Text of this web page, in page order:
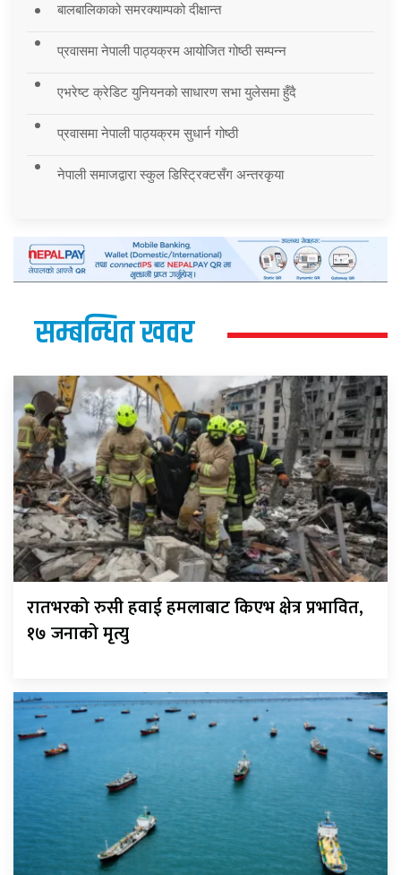
बालबालिकाको समरक्याम्पको दीक्षान्त
प्रवासमा नेपाली पाठ्यक्रम आयोजित गोष्ठी सम्पन्न
एभरेष्ट क्रेडिट युनियनको साधारण सभा युलेसमा हुँदै
प्रवासमा नेपाली पाठ्यक्रम सुधार्न गोष्ठी
नेपाली समाजद्वारा स्कुल डिस्ट्रिक्टसँग अन्तरकृया
सम्बन्धित खवर
रातभरको रुसी हवाई हमलाबाट किएभ क्षेत्र प्रभावित,
१७ जनाको मृत्यु